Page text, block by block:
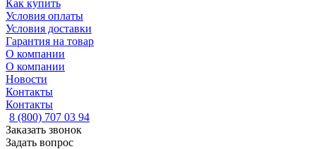
Как купить
Условия оплаты
Условия доставки
Гарантия на товар
О компании
О компании
Новости
Контакты
Контакты
8 (800) 707 03 94
Заказать звонок
Задать вопрос